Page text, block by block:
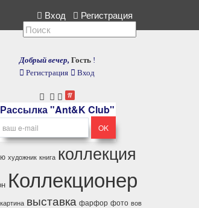
Вход Регистрация
Добрый вечер, Гость !
Регистрация
Вход
Рассылка "Ant&K Club"
художник книга коллекция
Коллекционер
картина выставка фарфор фото вов